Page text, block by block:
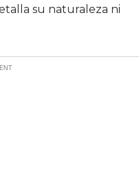
su naturaleza ni